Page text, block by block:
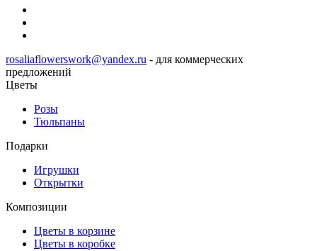
rosaliaflowerswork@yandex.ru - для коммерческих
предложений
Цветы
Розы
Тюльпаны
Подарки
Игрушки
Открытки
Композиции
Цветы в корзине
Цветы в коробке